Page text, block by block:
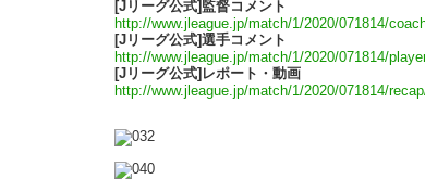
[Jリーグ公式]監督コメント
http://www.jleague.jp/match/1/2020/071814/
[Jリーグ公式]選手コメント
http://www.jleague.jp/match/1/2020/071814/
[Jリーグ公式]レポート・動画
http://www.jleague.jp/match/1/2020/071814/